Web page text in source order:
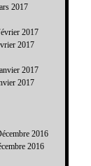
2017
2017
2017
2017
2017
2016
2016